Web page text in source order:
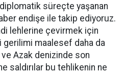
süreçte yaşanan
endişe ile takip ediyoruz.
lehlerine çevirmek için
gerilimi maalesef daha da
ve Azak denizinde son
saldırılar bu tehlikenin ne